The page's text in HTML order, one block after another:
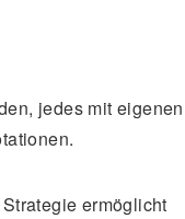
jedes mit eigenen
ermöglicht